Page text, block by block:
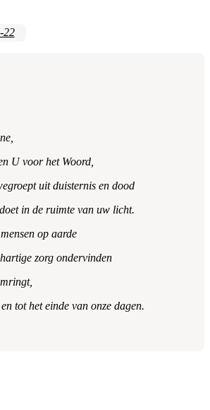
22
U voor het Woord,
uit duisternis en dood
in de ruimte van uw licht.
op aarde
zorg ondervinden
tot het einde van onze dagen.